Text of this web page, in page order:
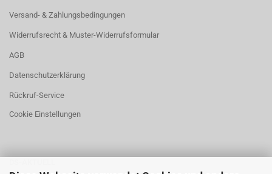
Versand- & Zahlungsbedingungen
Widerrufsrecht & Muster-Widerrufsformular
AGB
Datenschutzerklärung
Rückruf-Service
Cookie Einstellungen